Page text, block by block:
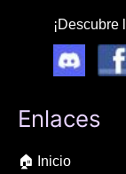
¡Descubre
Enlaces
🏠 Inicio